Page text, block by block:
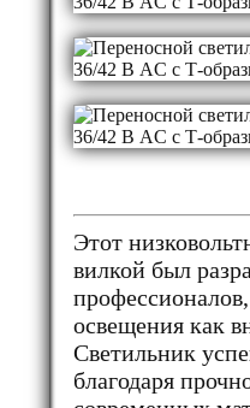
Этот
вилкой был
освещения как
Светильник
благодаря